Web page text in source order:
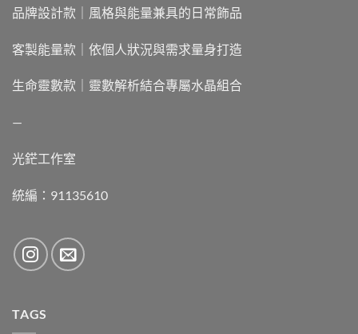
品牌設計款｜風格與能量兼具的日常飾品
客製能量款｜依個人狀況與需求量身打造
生命靈數款｜靈數解析結合專屬水晶組合
—
光鋩工作室
統編：91135610
TAGS